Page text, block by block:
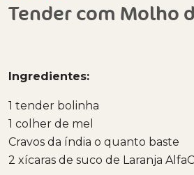
Tender com Molho
Ingredientes:
1 tender bolinha
1 colher de mel
Cravos da índia o quanto baste
2 xícaras de suco de Laranja